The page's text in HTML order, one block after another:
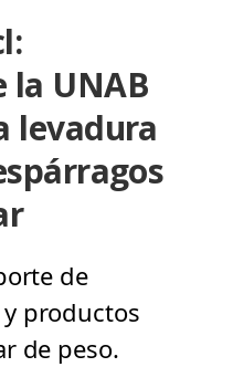
la UNAB
levadura
de
productos
de peso.